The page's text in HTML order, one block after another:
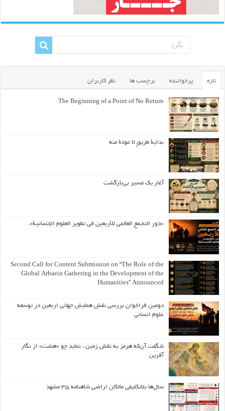
تازه پرخواننده برچسب ها نظر کاربران
The Beginning of a Point of No Return
بداية طريقٍ لا عودة منه
آغاز یک مسیر بی‌بازگشت
«دور التجمع العالمي للأربعين في تطوير العلوم الإنسانية».
Second Call for Content Submission on “The Role of the
Global Arbaein Gathering in the Development of the
Humanities” Announced
دومین فراخوان بررسی نقش همایش جهانی اربعین در توسعه
علوم انسانی
شگفت آن‌که هرمز به نقش زمین ، نماید چو «هشت» از نگار
آفرین
سال‌ها بلاتکلیفی مالکان اراضی شاهنامه ۳۵ مشهد